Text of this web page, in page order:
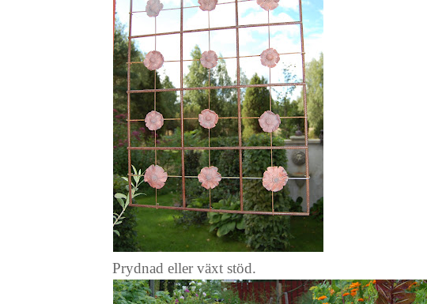
Prydnad eller växt stöd.